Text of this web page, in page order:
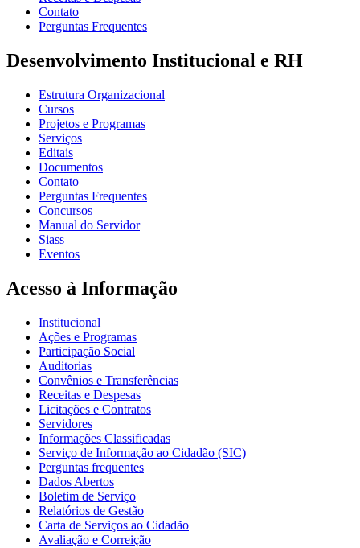
Contato
Perguntas Frequentes
Desenvolvimento Institucional e RH
Estrutura Organizacional
Cursos
Projetos e Programas
Serviços
Editais
Documentos
Contato
Perguntas Frequentes
Concursos
Manual do Servidor
Siass
Eventos
Acesso à Informação
Institucional
Ações e Programas
Participação Social
Auditorias
Convênios e Transferências
Receitas e Despesas
Licitações e Contratos
Servidores
Informações Classificadas
Serviço de Informação ao Cidadão (SIC)
Perguntas frequentes
Dados Abertos
Boletim de Serviço
Relatórios de Gestão
Carta de Serviços ao Cidadão
Avaliação e Correição